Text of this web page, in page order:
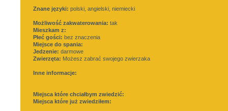
Znane języki: polski, angielski, niemiecki
Możliwość zakwaterowania: tak
Mieszkam z:
Płeć gości: bez znaczenia
Miejsce do spania:
Jedzenie: darmowe
Zwierzęta: Możesz zabrać swojego zwierzaka
Inne informacje:
Miejsca które chciałbym zwiedzić:
Miejsca które już zwiedziłem: